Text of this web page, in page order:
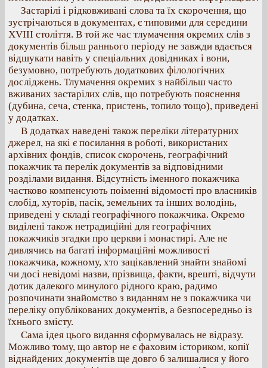
Застарілі і рідковживані слова та їх скорочення, що
зустрічаються в документах, є типовими для середини
ХVІІІ століття. В той же час тлумачення окремих слів з
документів більш раннього періоду не завжди вдається
відшукати навіть у спеціальних довідниках і вони,
безумовно, потребують додаткових філологічних
досліджень. Тлумачення окремих з найбільш часто
вживаних застарілих слів, що потребують пояснення
(дубина, сеча, стенка, пристень, топило тощо), приведені
у додатках.
В додатках наведені також переліки літературних
джерел, на які є посилання в роботі, використаних
архівних фондів, список скорочень, географічний
покажчик та перелік документів за відповідними
розділами видання. Відсутність іменного покажчика
частково компенсують поіменні відомості про власників
слобід, хуторів, пасік, земельних та інших володінь,
приведені у складі географічного покажчика. Окремо
виділені також нетрадиційні для географічних
покажчиків згадки про церкви і монастирі. Але не
дивлячись на багаті інформаційні можливості
покажчика, кожному, хто зацікавлений знайти знайомі
чи досі невідомі назви, прізвища, факти, врешті, відчути
дотик далекого минулого рідного краю, радимо
розпочинати знайомство з виданням не з покажчика чи
переліку опублікованих документів, а безпосередньо із
їхнього змісту.
Сама ідея цього видання сформувалась не відразу.
Можливо тому, що автор не є фаховим істориком, копії
віднайдених документів ще довго б залишалися у його